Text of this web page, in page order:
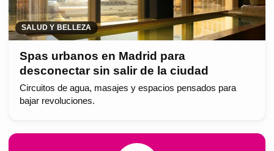
SALUD Y BELLEZA
Spas urbanos en Madrid para
desconectar sin salir de la ciudad
Circuitos de agua, masajes y espacios pensados para
bajar revoluciones.